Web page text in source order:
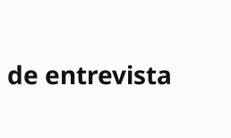
entrevista